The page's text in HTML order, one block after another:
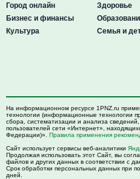
Город онлайн
Бизнес и финансы
Культура
Здоровье
Семья и
На информационном ресурсе 1PNZ.ru
технологии (информационные технологии
сбора, систематизации и анализа
пользователей сети «Интернет»,
Федерации)». Правила применения
Сайт использует сервисы веб-аналитики
Продолжая использовать этот Сайт, вы
файлов и других данных в соответствии с
Срок обработки персональных данных при
дней.